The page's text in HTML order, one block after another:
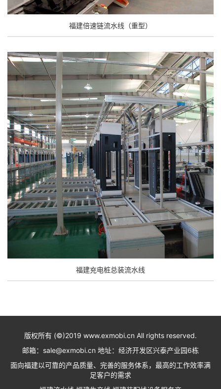
福建倍速链流水线（重型）
福建充电桩总装流水线
版权所有 (©)2019 www.exmobi.cn All rights reserved.
邮箱：sale@exmobi.cn 地址：经济开发区兴泰产业园6栋
面向福建以可靠的产品质量、完善的服务体系，最高的工作效率满
足客户的需求